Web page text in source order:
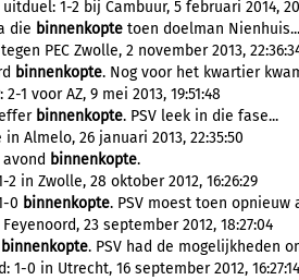
1-2 bij Cambuur, 5 februari 2014,
die binnenkopte toen doelman Nienhuis...
PEC Zwolle, 2 november 2013,
binnenkopte. Nog voor het kwartier
1 voor AZ, 9 mei 2013, 19:51:48
binnenkopte. PSV leek in die fase...
Almelo, 26 januari 2013, 22:35:50
binnenkopte.
in Zwolle, 28 oktober 2012, 16:26:29
0 binnenkopte. PSV moest toen opnieuw
23 september 2012, 18:27:04
binnenkopte. PSV had de mogelijkheden
1-0 in Utrecht, 16 september 2012, 16:27:14